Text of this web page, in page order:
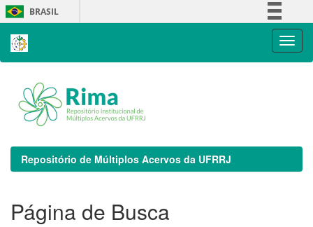
Skip
navigation
BRASIL
Repositório de Múltiplos Acervos da UFRRJ
Página de Busca